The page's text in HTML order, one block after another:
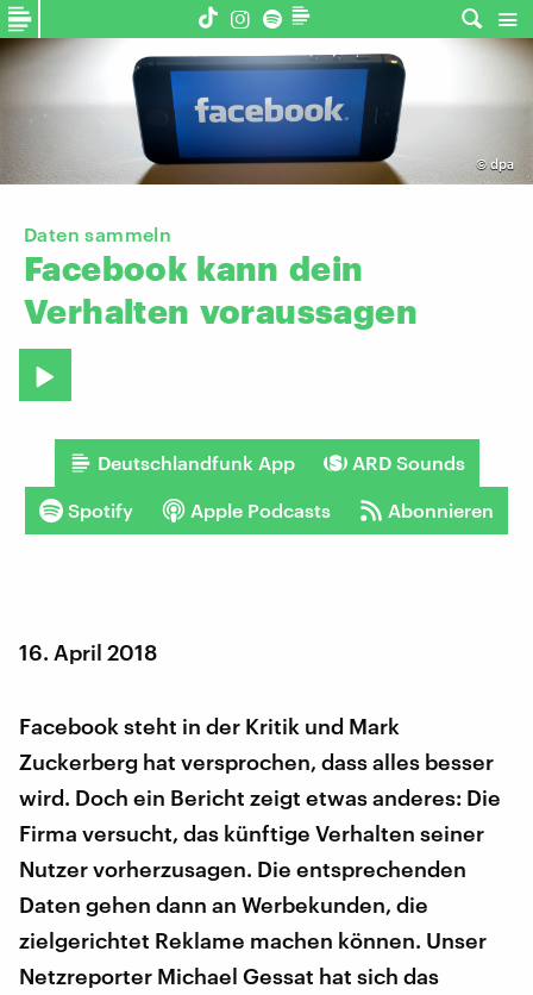
© dpa
Daten sammeln
Facebook kann dein
Verhalten voraussagen
Deutschlandfunk App ARD Sounds
Spotify Apple Podcasts Abonnieren
16. April 2018
Facebook steht in der Kritik und Mark
Zuckerberg hat versprochen, dass alles besser
wird. Doch ein Bericht zeigt etwas anderes: Die
Firma versucht, das künftige Verhalten seiner
Nutzer vorherzusagen. Die entsprechenden
Daten gehen dann an Werbekunden, die
zielgerichtet Reklame machen können. Unser
Netzreporter Michael Gessat hat sich das